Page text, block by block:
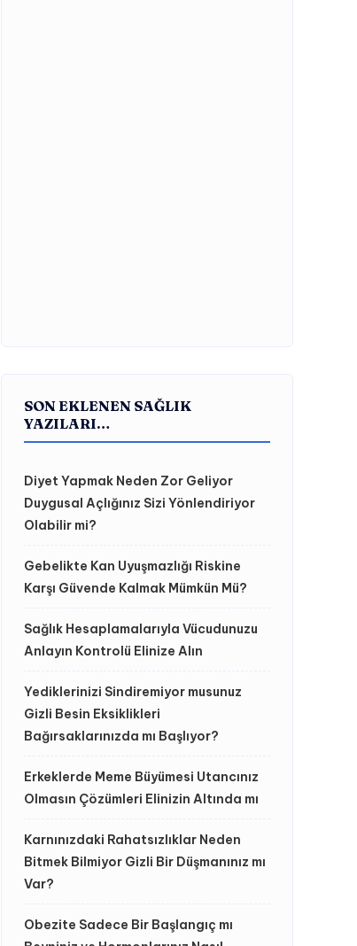
SON EKLENEN SAĞLIK
YAZILARI…
Diyet Yapmak Neden Zor Geliyor
Duygusal Açlığınız Sizi Yönlendiriyor
Olabilir mi?
Gebelikte Kan Uyuşmazlığı Riskine
Karşı Güvende Kalmak Mümkün Mü?
Sağlık Hesaplamalarıyla Vücudunuzu
Anlayın Kontrolü Elinize Alın
Yediklerinizi Sindiremiyor musunuz
Gizli Besin Eksiklikleri
Bağırsaklarınızda mı Başlıyor?
Erkeklerde Meme Büyümesi Utancınız
Olmasın Çözümleri Elinizin Altında mı
Karnınızdaki Rahatsızlıklar Neden
Bitmek Bilmiyor Gizli Bir Düşmanınız mı
Var?
Obezite Sadece Bir Başlangıç mı